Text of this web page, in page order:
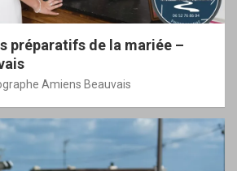
préparatifs de la mariée –
Amiens Beauvais